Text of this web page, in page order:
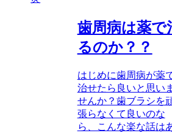
歯周病は薬で
るのか？？
はじめに歯周病が薬
治せたら良いと思いま
せんか？歯ブラシを
張らなくて良いのな
ら、こんな楽な話は